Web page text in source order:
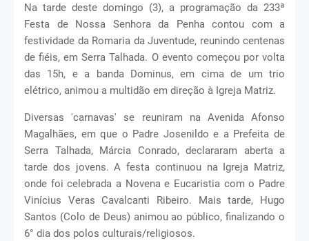
Na tarde deste domingo (3), a programação da 233ª
Festa de Nossa Senhora da Penha contou com a
festividade da Romaria da Juventude, reunindo centenas
de fiéis, em Serra Talhada. O evento começou por volta
das 15h, e a banda Dominus, em cima de um trio
elétrico, animou a multidão em direção à Igreja Matriz.
Diversas 'carnavas' se reuniram na Avenida Afonso
Magalhães, em que o Padre Josenildo e a Prefeita de
Serra Talhada, Márcia Conrado, declararam aberta a
tarde dos jovens. A festa continuou na Igreja Matriz,
onde foi celebrada a Novena e Eucaristia com o Padre
Vinícius Veras Cavalcanti Ribeiro. Mais tarde, Hugo
Santos (Colo de Deus) animou ao público, finalizando o
6° dia dos polos culturais/religiosos.